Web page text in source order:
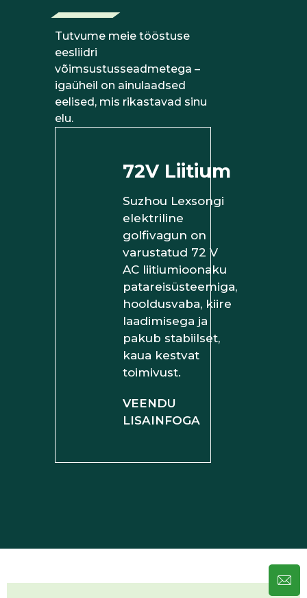
Tutvume meie tööstuse
eesliidri
võimsustusseadmetega –
igaüheil on ainulaadsed
eelised, mis rikastavad sinu
elu.
72V Liitium
Suzhou Lexsongi
elektriline
golfivagun on
varustatud 72 V
AC liitiumioonaku
patareisüsteemiga,
hooldusvaba, kiire
laadimisega ja
pakub stabiilset,
kaua kestvat
toimivust.
VEENDU
LISAINFOGA